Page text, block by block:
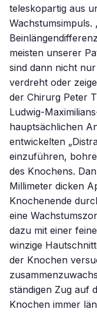
teleskopartig aus
Wachstumsimpuls.
meisten unserer
sind dann nicht
verdreht oder
der Chirurg Peter
Ludwig-
hauptsächlichen
entwickelten
einzuführen,
des Knochens.
Millimeter dicken
Knochenende
eine
dazu mit einer
winzige
der Knochen
ständigen Zug auf
Knochen immer